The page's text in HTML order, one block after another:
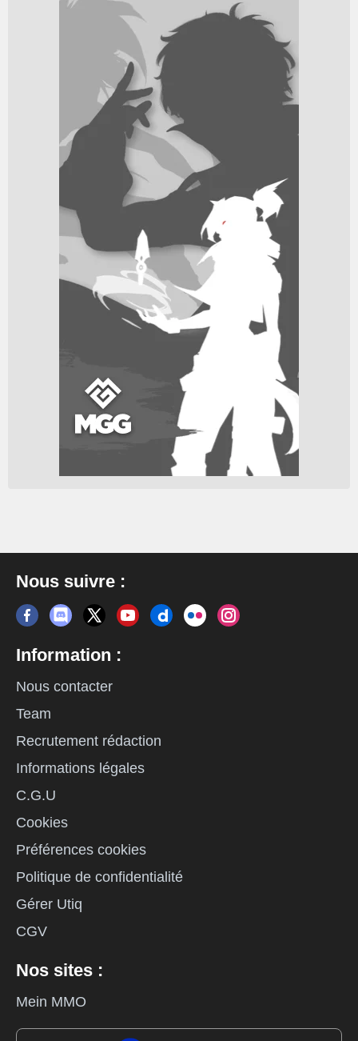
Nous suivre :
Information :
Nous contacter
Team
Recrutement rédaction
Informations légales
C.G.U
Cookies
Préférences cookies
Politique de confidentialité
Gérer Utiq
CGV
Nos sites :
Mein MMO